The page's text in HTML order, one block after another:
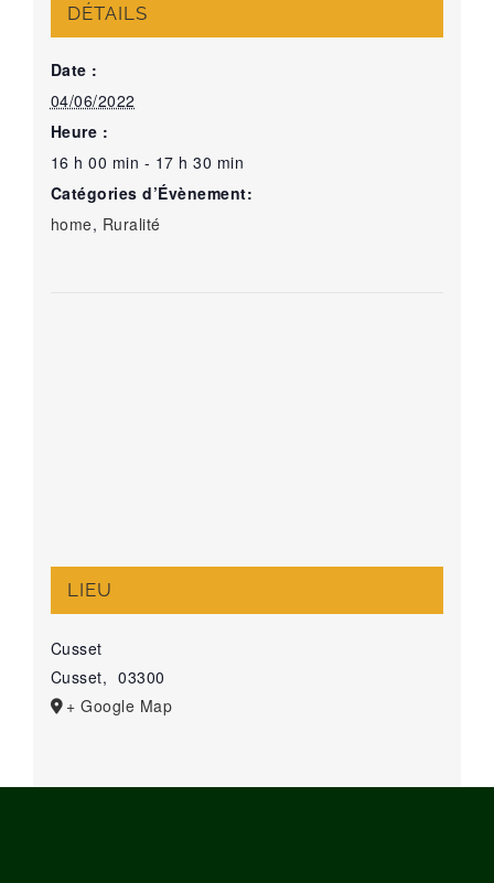
DÉTAILS
Date :
04/06/2022
Heure :
16 h 00 min - 17 h 30 min
Catégories d’Évènement:
home, Ruralité
LIEU
Cusset
Cusset, 03300
+ Google Map